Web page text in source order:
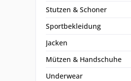
Stutzen & Schoner
Sportbekleidung
Jacken
Mützen & Handschuhe
Underwear